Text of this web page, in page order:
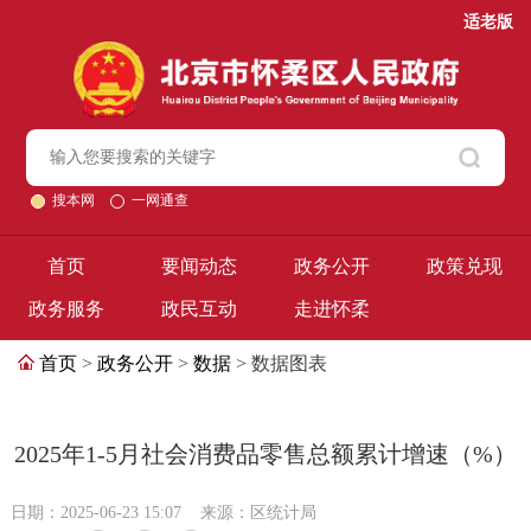
适老版
搜本网 一网通查
首页 要闻动态 政务公开 政策兑现
政务服务 政民互动 走进怀柔
首页 > 政务公开 > 数据 > 数据图表
2025年1-5月社会消费品零售总额累计增速（%）
日期：2025-06-23 15:07 来源：区统计局